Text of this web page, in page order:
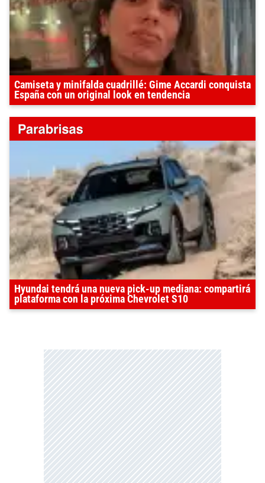
Camiseta y minifalda cuadrillé: Gime Accardi conquista
España con un original look en tendencia
Hyundai tendrá una nueva pick-up mediana: compartirá
plataforma con la próxima Chevrolet S10